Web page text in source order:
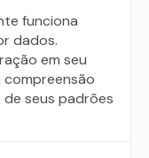
funciona
dados.
em seu
seus padrões